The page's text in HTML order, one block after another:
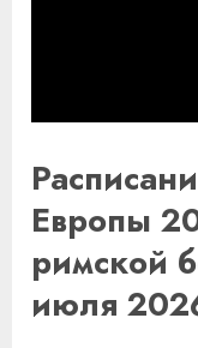
Европы
римской
июля